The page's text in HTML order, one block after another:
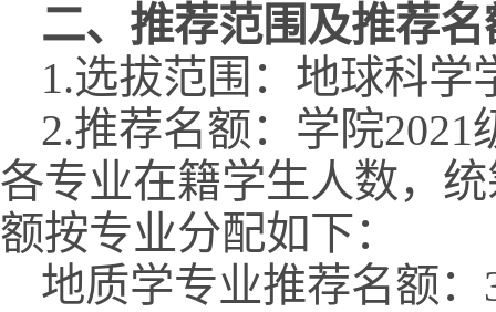
二、 推荐范围及推荐名
1.选拔范围：地球科学
2.推荐名额：学院
各专业在籍学生人数，
额按专业分配如下：
地质学专业推荐名额：